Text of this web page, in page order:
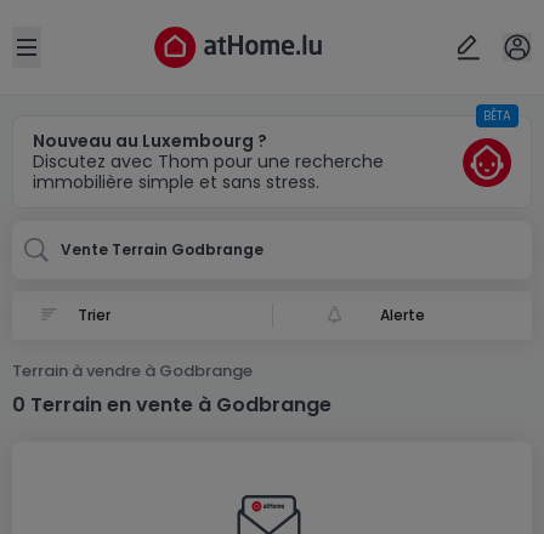
Open sidebar
Nouveau au Luxembourg ?
Discutez avec Thom pour une recherche
immobilière simple et sans stress.
BÊTA
Vente Terrain Godbrange
Alerte
Terrain à vendre à Godbrange
0 Terrain en vente à Godbrange
Localité(s)
Annuler OK